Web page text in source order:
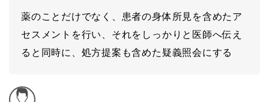
薬のことだけでなく、患者の身体所見を含めたア
セスメントを行い、それをしっかりと医師へ伝え
ると同時に、処方提案も含めた疑義照会にする